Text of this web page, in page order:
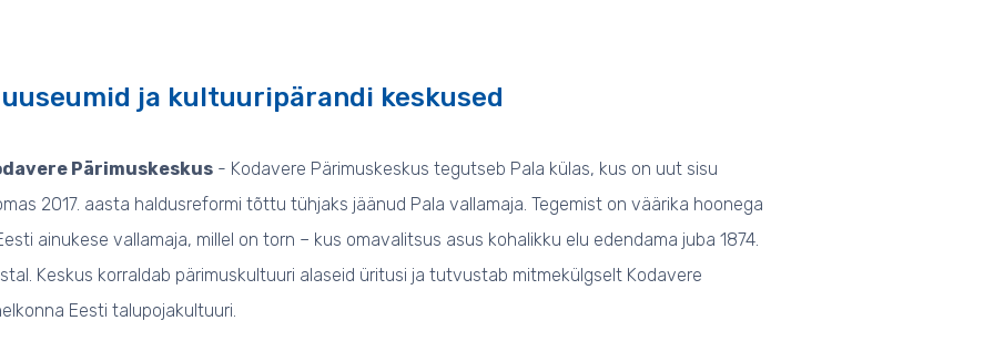
ja kultuuripärandi keskused
Pärimuskeskus - Kodavere Pärimuskeskus tegutseb Pala külas, kus on uut sisu
2017. aasta haldusreformi tõttu tühjaks jäänud Pala vallamaja. Tegemist on väärika hoonega
ainukese vallamaja, millel on torn – kus omavalitsus asus kohalikku elu edendama juba 1874.
Keskus korraldab pärimuskultuuri alaseid üritusi ja tutvustab mitmekülgselt Kodavere
Eesti talupojakultuuri.